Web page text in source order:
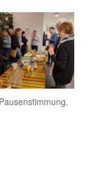
Pausenstimmung.